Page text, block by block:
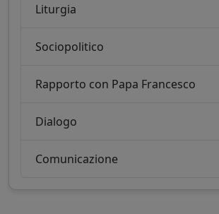
Liturgia
Sociopolitico
Rapporto con Papa Francesco
Dialogo
Comunicazione